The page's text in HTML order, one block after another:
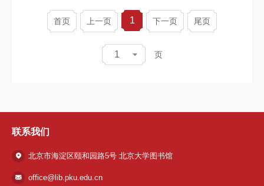
首页 上一页 1 下一页 尾页
1 页
联系我们
北京市海淀区颐和园路5号 北京大学图书馆
office@lib.pku.edu.cn